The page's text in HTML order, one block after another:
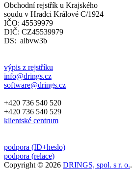
Obchodní rejstřík u Krajského
soudu v Hradci Králové C/1924
IČO: 45539979
DIČ: CZ45539979
DS: aibvw3b
výpis z rejstříku
info@drings.cz
software@drings.cz
+420 736 540 520
+420 736 540 529
klientské centrum
podpora (ID+heslo)
podpora (relace)
Copyright © 2026 DRINGS, spol. s r. o..